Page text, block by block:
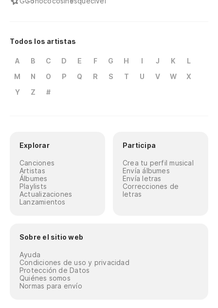
Todos los artistas
A B C D E F G H I J K
L
M
N O P Q R S T U V W
X
Y
Z #
Explorar
Canciones
Artistas
Álbumes
Playlists
Actualizaciones
Lanzamientos
Participa
Crea tu perfil musical
Envía álbumes
Envía letras
Correcciones de
letras
Sobre el sitio web
Ayuda
Condiciones de uso y privacidad
Protección de Datos
Quiénes somos
Normas para envío